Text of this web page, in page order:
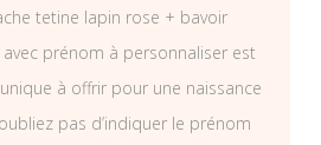
tetine lapin rose + bavoir
prénom à personnaliser est
à offrir pour une naissance
pas d’indiquer le prénom